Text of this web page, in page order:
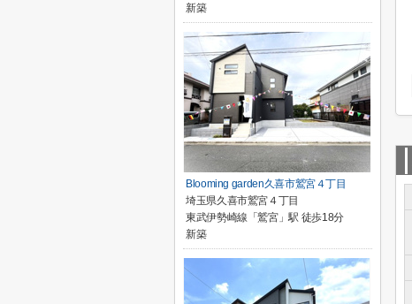
新築
Blooming garden久喜市鷲宮４丁目
埼玉県久喜市鷲宮４丁目
東武伊勢崎線「鷲宮」駅 徒歩18分
新築